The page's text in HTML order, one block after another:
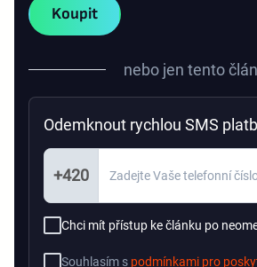
Koupit
nebo jen tento
Odemknout rychlou SMS
+420
Chci mít přístup ke článku po
Souhlasím s podmínkami pro